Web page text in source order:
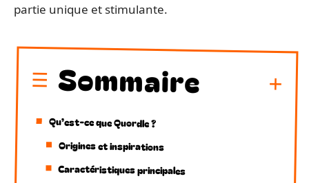
partie unique et stimulante.
Sommaire
Qu’est-ce que Quordle ?
Origines et inspirations
Caractéristiques principales